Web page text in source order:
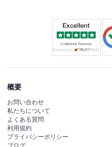
概要
お問い合わせ
私たちについて
よくある質問
利用規約
プライバシーポリシー